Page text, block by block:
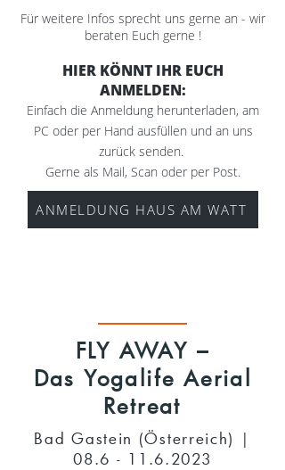
Für weitere Infos sprecht uns gerne an - wir
beraten Euch gerne !
HIER KÖNNT IHR EUCH
ANMELDEN:
Einfach die Anmeldung herunterladen, am
PC oder per Hand ausfüllen und an uns
zurück senden.
Gerne als Mail, Scan oder per Post.
ANMELDUNG HAUS AM WATT
FLY AWAY –
Das Yogalife Aerial
Retreat
Bad Gastein (Österreich) |
08.6 - 11.6.2023